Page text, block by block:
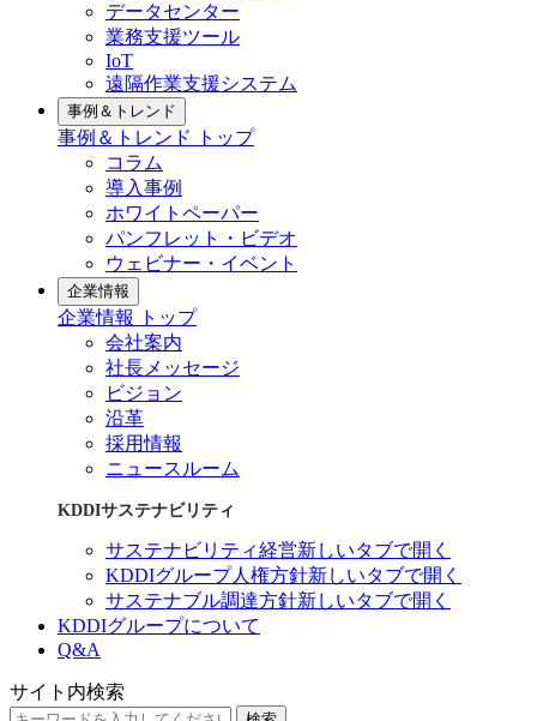
データセンター
業務支援ツール
IoT
遠隔作業支援システム
事例＆トレンド
事例＆トレンド トップ
コラム
導入事例
ホワイトペーパー
パンフレット・ビデオ
ウェビナー・イベント
企業情報
企業情報 トップ
会社案内
社長メッセージ
ビジョン
沿革
採用情報
ニュースルーム
KDDIサステナビリティ
サステナビリティ経営新しいタブで開く
KDDIグループ人権方針新しいタブで開く
サステナブル調達方針新しいタブで開く
KDDIグループについて
Q&A
サイト内検索